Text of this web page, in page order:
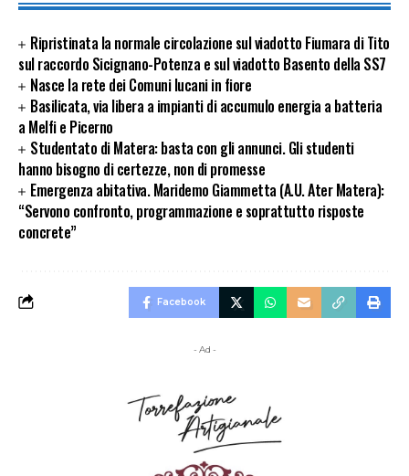
Ripristinata la normale circolazione sul viadotto Fiumara di Tito
sul raccordo Sicignano-Potenza e sul viadotto Basento della SS7
Nasce la rete dei Comuni lucani in fiore
Basilicata, via libera a impianti di accumulo energia a batteria
a Melfi e Picerno
Studentato di Matera: basta con gli annunci. Gli studenti
hanno bisogno di certezze, non di promesse
Emergenza abitativa. Maridemo Giammetta (A.U. Ater Matera):
“Servono confronto, programmazione e soprattutto risposte
concrete”
Facebook
- Ad -